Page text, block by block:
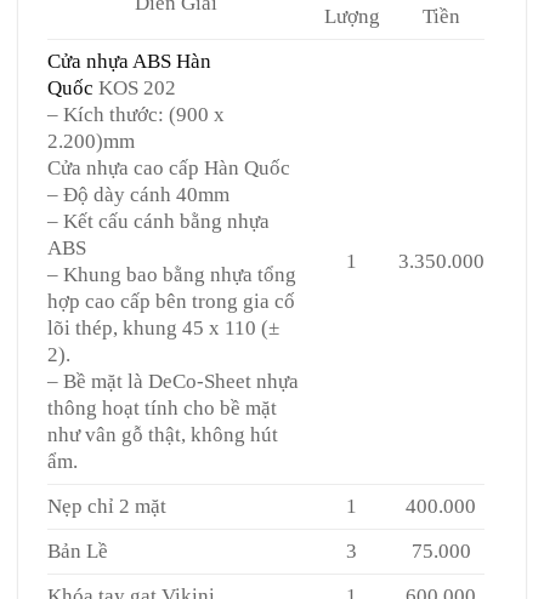
Lượng
Tiền
Cửa nhựa ABS Hàn
Quốc KOS 202
– Kích thước: (900 x
2.200)mm
Cửa nhựa cao cấp Hàn Quốc
– Độ dày cánh 40mm
– Kết cấu cánh bằng nhựa
ABS
– Khung bao bằng nhựa tổng
hợp cao cấp bên trong gia cố
lõi thép, khung 45 x 110 (±
2).
– Bề mặt là DeCo-Sheet nhựa
thông hoạt tính cho bề mặt
như vân gỗ thật, không hút
ẩm.
1 3.350.000
Nẹp chỉ 2 mặt 1
400.000
Bản Lề
3
75.000